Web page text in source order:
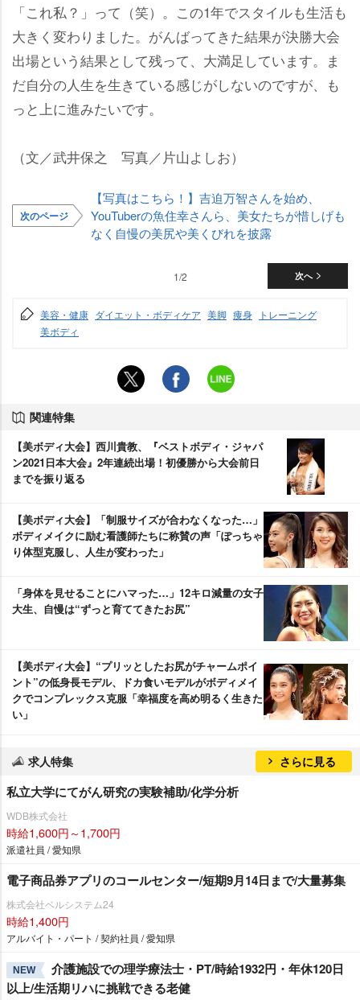
「これ私？」って（笑）。この1年でスタイルも生活も
大きく変わりました。がんばってきた結果が決勝大会
出場という結果として残って、大満足しています。ま
だ自分の人生を生きている感じがしないのですが、も
っと上に進みたいです。
（文／武井保之 写真／片山よしお）
次のページ
【写真はこちら！】吉迫万智さんを始め、
YouTuberの魚住幸さんら、美女たちが惜しげも
なく自慢の美尻や美くびれを披露
次へ
1/2
美容・健康 ダイエット・ボディケア 美脚 痩身
トレーニング
美ボディ
関連特集
【美ボディ大会】西川貴教、『ベストボディ・ジャパ
ン2021日本大会』2年連続出場！初優勝から大会前日
までを振り返る
【美ボディ大会】「制服サイズが合わなくなった…」
ボディメイクに励む看護師たちに称賛の声「ぽっちゃ
り体型克服し、人生が変わった」
「身体を見せることにハマった…」12キロ減量の女子
大生、自慢は“ずっと育ててきたお尻”
【美ボディ大会】“プリッとしたお尻がチャームポイ
ント”の低身長モデル、ドカ食いモデルがボディメイ
クでコンプレックス克服「幸福度を高め明るく生きた
い」
求人特集 さらに見る
私立大学にてがん研究の実験補助/化学分析
WDB株式会社
時給1,600円～1,700円
派遣社員 / 愛知県
電子商品券アプリのコールセンター/短期9月14日まで/大量募集
株式会社ベルシステム24
時給1,400円
アルバイト・パート / 契約社員 / 愛知県
NEW
介護施設での理学療法士・PT/時給1932円・年休120日
以上/生活期リハに挑戦できる老健